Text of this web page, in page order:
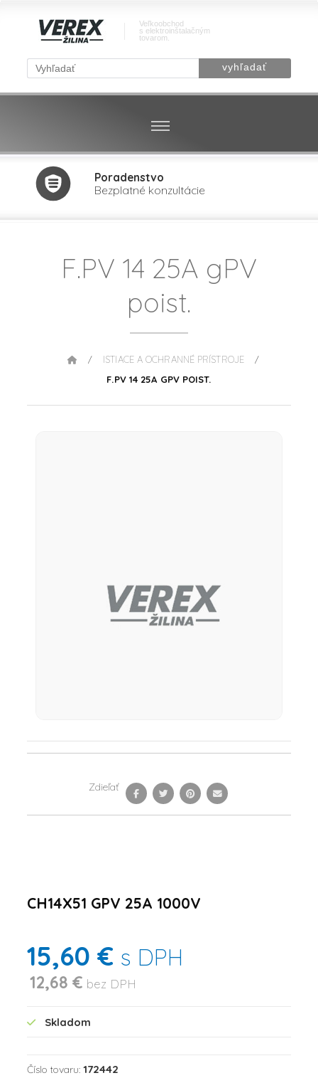
Veľkoobchod
s elektroinštalačným
tovarom.
Poradenstvo
Bezplatné konzultácie
F.PV 14 25A gPV
poist.
/ ISTIACE A OCHRANNÉ PRÍSTROJE /
F.PV 14 25A GPV POIST.
Zdieľať
CH14X51 GPV 25A 1000V
15,60 € s DPH
12,68 € bez DPH
Skladom
Číslo tovaru: 172442